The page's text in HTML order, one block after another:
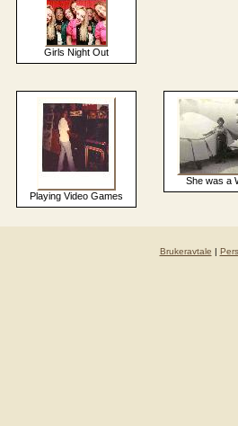
Girls Night Out
Playing Video Games
She was a
Brukeravtale |